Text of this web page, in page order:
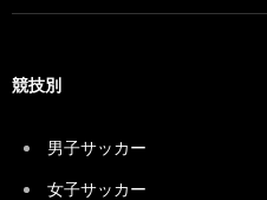
競技別
男子サッカー
女子サッカー